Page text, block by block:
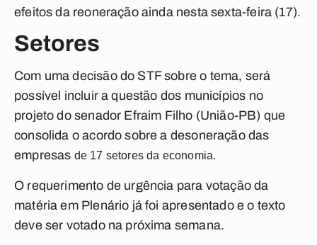
efeitos da reoneração ainda nesta sexta-feira (17).
Setores
Com uma decisão do STF sobre o tema, será
possível incluir a questão dos municípios no
projeto do senador Efraim Filho (União-PB) que
consolida o acordo sobre a desoneração das
empresas de 17 setores da economia.
O requerimento de urgência para votação da
matéria em Plenário já foi apresentado e o texto
deve ser votado na próxima semana.